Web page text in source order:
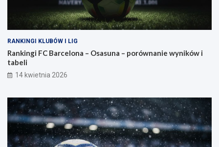
RANKINGI KLUBÓW I LIG
Rankingi FC Barcelona – Osasuna – porównanie wyników i
tabeli
14 kwietnia 2026